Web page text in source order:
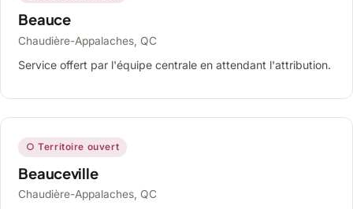
Beauce
Chaudière-Appalaches, QC
Service offert par l'équipe centrale en attendant l'attribution.
○ Territoire ouvert
Beauceville
Chaudière-Appalaches, QC